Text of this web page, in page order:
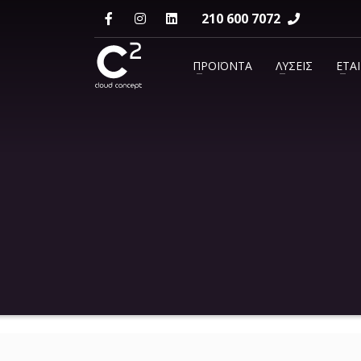
ΕΠΙΚΟΙΝΩΝΙΑ
support@c2.gr
210 600 7072
ΠΡΟΪΟΝΤΑ ΛΥΣΕΙΣ